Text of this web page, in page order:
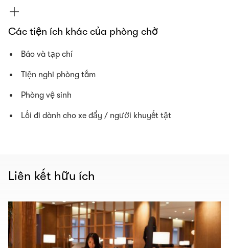
Các tiện ích khác của phòng chờ
Báo và tạp chí
Tiện nghi phòng tắm
Phòng vệ sinh
Lối đi dành cho xe đẩy / người khuyết tật
Liên kết hữu ích